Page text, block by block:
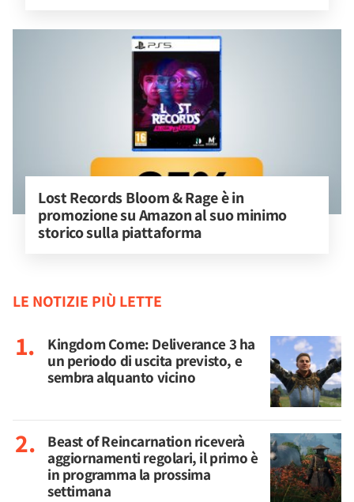
Lost Records Bloom & Rage è in
promozione su Amazon al suo minimo
storico sulla piattaforma
LE NOTIZIE PIÙ LETTE
Kingdom Come: Deliverance 3 ha
un periodo di uscita previsto, e
sembra alquanto vicino
Beast of Reincarnation riceverà
aggiornamenti regolari, il primo è
in programma la prossima
settimana